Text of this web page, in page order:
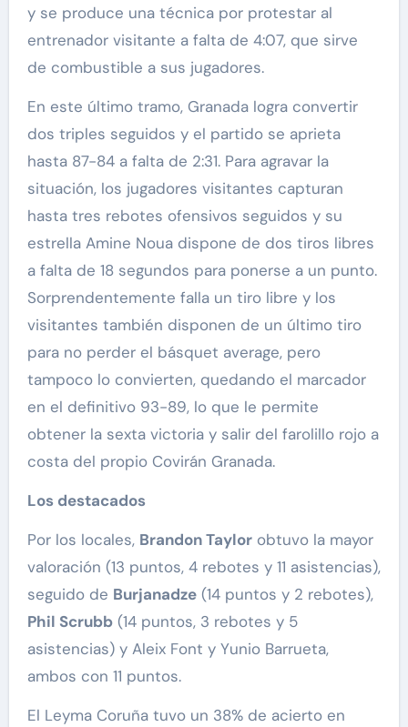
y se produce una técnica por protestar al
entrenador visitante a falta de 4:07, que sirve
de combustible a sus jugadores.
En este último tramo, Granada logra convertir
dos triples seguidos y el partido se aprieta
hasta 87-84 a falta de 2:31. Para agravar la
situación, los jugadores visitantes capturan
hasta tres rebotes ofensivos seguidos y su
estrella Amine Noua dispone de dos tiros libres
a falta de 18 segundos para ponerse a un punto.
Sorprendentemente falla un tiro libre y los
visitantes también disponen de un último tiro
para no perder el básquet average, pero
tampoco lo convierten, quedando el marcador
en el definitivo 93-89, lo que le permite
obtener la sexta victoria y salir del farolillo rojo a
costa del propio Covirán Granada.
Los destacados
Por los locales, Brandon Taylorobtuvo la mayor
valoración (13 puntos, 4 rebotes y 11 asistencias),
seguido de Burjanadze(14 puntos y 2 rebotes),
Phil Scrubb(14 puntos, 3 rebotes y 5
asistencias) y Aleix Font y Yunio Barrueta,
ambos con 11 puntos.
El Leyma Coruña tuvo un 38% de acierto en